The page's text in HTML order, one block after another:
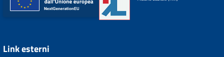
Link esterni